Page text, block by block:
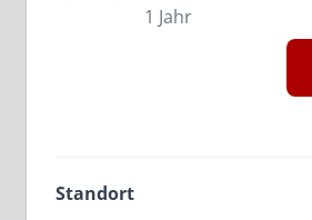
1 Jahr
Standort